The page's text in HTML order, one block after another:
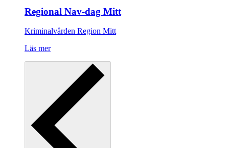
Regional Nav-dag Mitt
Kriminalvården Region Mitt
Läs mer